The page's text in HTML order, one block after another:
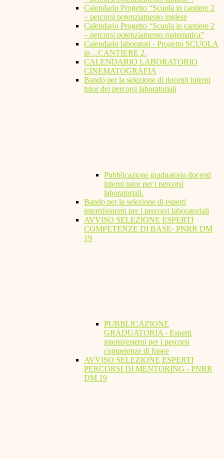
Calendario Progetto “Scuola in cantiere 2
– percorsi potenziamento inglese
Calendario Progetto “Scuola in cantiere 2
– percorsi potenziamento matematica”
Calendario laboratori - Progetto SCUOLA
in ...CANTIERE 2.
CALENDARIO LABORATORIO
CINEMATOGRAFIA
Bando per la selezione di docenti interni
tutor dei percorsi laboratoriali
Pubblicazione graduatoria docenti
interni tutor per i percorsi
laboratoriali.
Bando per la selezione di esperti
interni/esterni per i percorsi laboratoriali
AVVISO SELEZIONE ESPERTI
COMPETENZE DI BASE- PNRR DM
19
PUBBLICAZIONE
GRADUATORIA - Esperti
interni/esterni per i percorsi
competenze di basee
AVVISO SELEZIONE ESPERTI
PERCORSI DI MENTORING - PNRR
DM 19